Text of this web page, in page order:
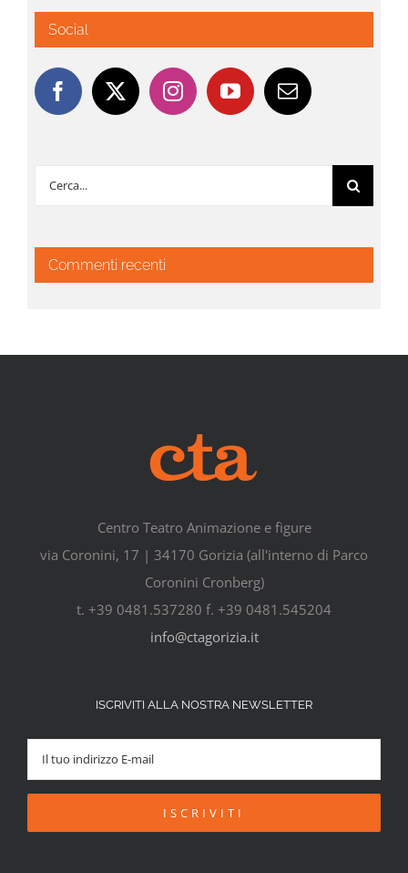
Social
Cerca
Commenti recenti
Centro Teatro Animazione e figure
via Coronini, 17 | 34170 Gorizia (all'interno di Parco
Coronini Cronberg)
t. +39 0481.537280 f. +39 0481.545204
info@ctagorizia.it
ISCRIVITI ALLA NOSTRA NEWSLETTER